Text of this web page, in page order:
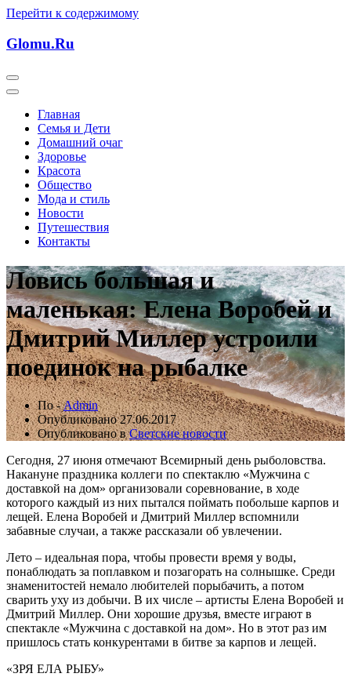
Перейти к содержимому
Glomu.Ru
Главная
Семья и Дети
Домашний очаг
Здоровье
Красота
Общество
Мода и стиль
Новости
Путешествия
Контакты
Ловись большая и
маленькая: Елена Воробей и
Дмитрий Миллер устроили
поединок на рыбалке
По -Admin
Опубликовано27.06.2017
Опубликовано вСветские новости
Сегодня, 27 июня отмечают Всемирный день рыболовства.
Накануне праздника коллеги по спектаклю «Мужчина с
доставкой на дом» организовали соревнование, в ходе
которого каждый из них пытался поймать побольше карпов и
лещей. Елена Воробей и Дмитрий Миллер вспомнили
забавные случаи, а также рассказали об увлечении.
Лето – идеальная пора, чтобы провести время у воды,
понаблюдать за поплавком и позагорать на солнышке. Среди
знаменитостей немало любителей порыбачить, а потом
сварить уху из добычи. В их числе – артисты Елена Воробей и
Дмитрий Миллер. Они хорошие друзья, вместе играют в
спектакле «Мужчина с доставкой на дом». Но в этот раз им
пришлось стать конкурентами в битве за карпов и лещей.
«ЗРЯ ЕЛА РЫБУ»